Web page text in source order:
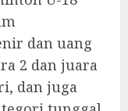
dan uang
2 dan juara
dan juga